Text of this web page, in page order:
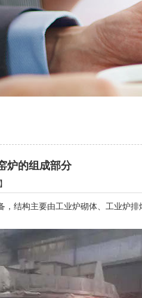
炉的组成部分
】
构主要由工业炉砌体、工业炉